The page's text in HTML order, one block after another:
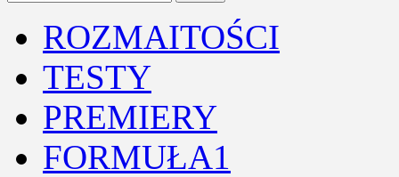
ROZMAITOŚCI
TESTY
PREMIERY
FORMUŁA1